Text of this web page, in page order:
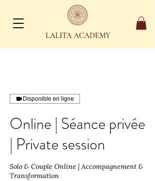
LALITA ACADEMY
Disponible en ligne
Online | Séance privée
| Private session
Solo & Couple Online | Accompagnement &
Transformation